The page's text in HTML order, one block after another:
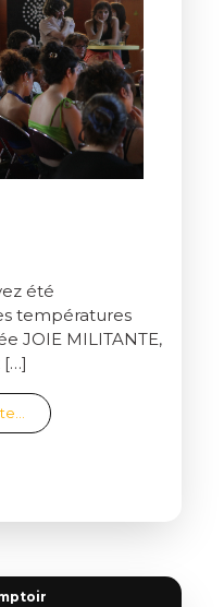
été
températures
JOIE MILITANTE,
[…]
from C’était la joie !